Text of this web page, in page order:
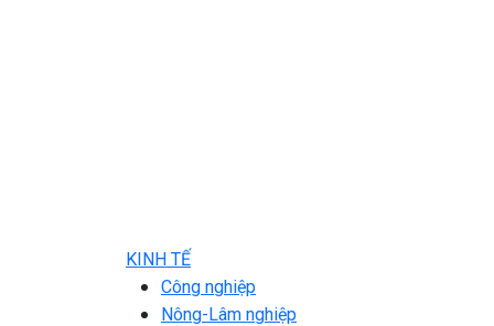
KINH TẾ
Công nghiệp
Nông-Lâm nghiệp